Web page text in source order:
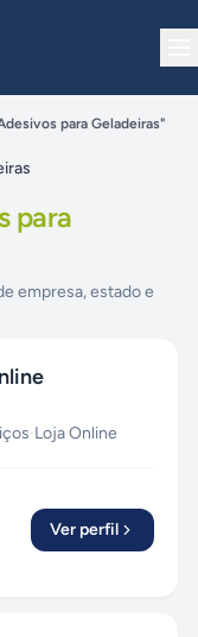
para Geladeiras"
para
empresa, estado e
·Loja Online
Ver perfil